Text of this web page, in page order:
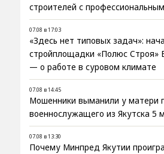
строителей с
07.08 в 17:03
«Здесь нет типовых задач»:
стройплощадки «Полюс Строя»
— о работе в суровом климате
07.08 в 14:45
Мошенники выманили у матери
военнослужащего из Якутска 5
07.08 в 13:30
Почему Минпред Якутии